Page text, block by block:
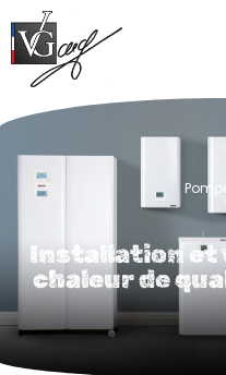
Installation et
chaleur de